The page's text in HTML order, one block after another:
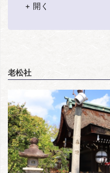
+ 開く
老松社